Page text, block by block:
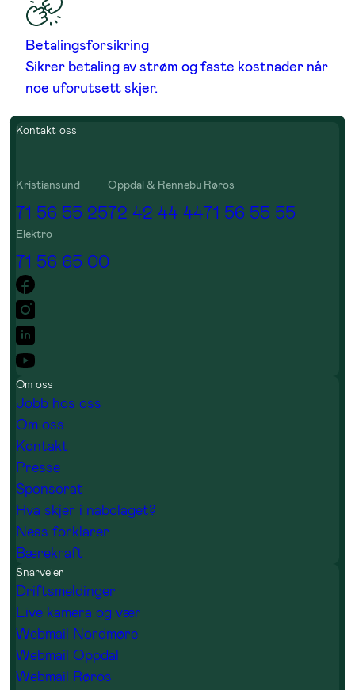
Betalingsforsikring
Sikrer betaling av strøm og faste kostnader når
noe uforutsett skjer.
Kontakt oss
Kristiansund
71 56 55 25
Oppdal & Rennebu
72 42 44 44
Røros
71 56 55 55
Elektro
71 56 65 00
Om oss
Jobb hos oss
Om oss
Kontakt
Presse
Sponsorat
Hva skjer i nabolaget?
Neas forklarer
Bærekraft
Snarveier
Driftsmeldinger
Live kamera og vær
Webmail Nordmøre
Webmail Oppdal
Webmail Røros